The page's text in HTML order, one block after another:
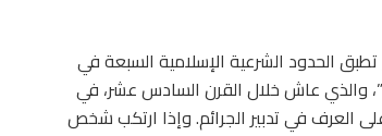
الحدود الشرعية الإسلامية السبعة في
والذي عاش خلال القرن السادس عشر، في
العرف في تدبير الجرائم. وإذا ارتكب شخص